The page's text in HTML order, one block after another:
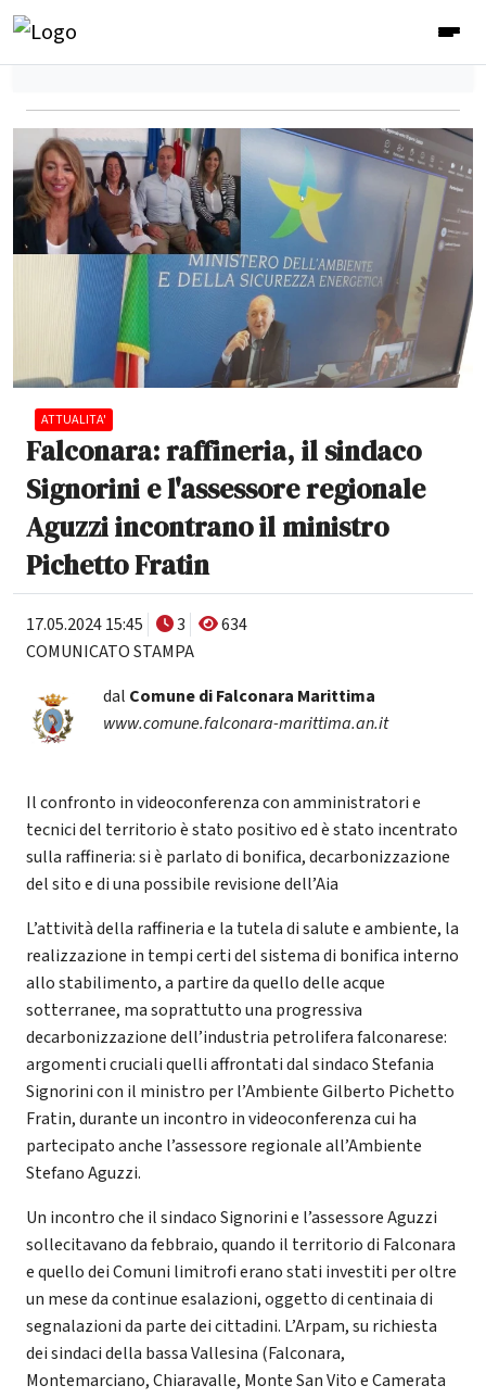
ATTUALITA'
Falconara: raffineria, il sindaco
Signorini e l'assessore regionale
Aguzzi incontrano il ministro
Pichetto Fratin
17.05.2024 15:45 3
634
COMUNICATO STAMPA
dal Comune di Falconara Marittima
www.comune.falconara-marittima.an.it
Il confronto in videoconferenza con amministratori e
tecnici del territorio è stato positivo ed è stato incentrato
sulla raffineria: si è parlato di bonifica, decarbonizzazione
del sito e di una possibile revisione dell’Aia
L’attività della raffineria e la tutela di salute e ambiente, la
realizzazione in tempi certi del sistema di bonifica interno
allo stabilimento, a partire da quello delle acque
sotterranee, ma soprattutto una progressiva
decarbonizzazione dell’industria petrolifera falconarese:
argomenti cruciali quelli affrontati dal sindaco Stefania
Signorini con il ministro per l’Ambiente Gilberto Pichetto
Fratin, durante un incontro in videoconferenza cui ha
partecipato anche l’assessore regionale all’Ambiente
Stefano Aguzzi.
Un incontro che il sindaco Signorini e l’assessore Aguzzi
sollecitavano da febbraio, quando il territorio di Falconara
e quello dei Comuni limitrofi erano stati investiti per oltre
un mese da continue esalazioni, oggetto di centinaia di
segnalazioni da parte dei cittadini. L’Arpam, su richiesta
dei sindaci della bassa Vallesina (Falconara,
Montemarciano, Chiaravalle, Monte San Vito e Camerata